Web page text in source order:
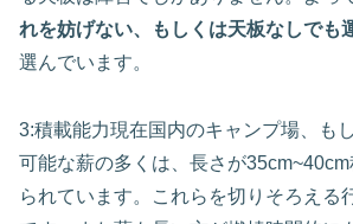
れを妨げない、もしくは天板なしでも
選んでいます。
3:積載能力現在国内のキャンプ場、も
可能な薪の多くは、長さが35cm~40cm
られています。これらを切りそろえる